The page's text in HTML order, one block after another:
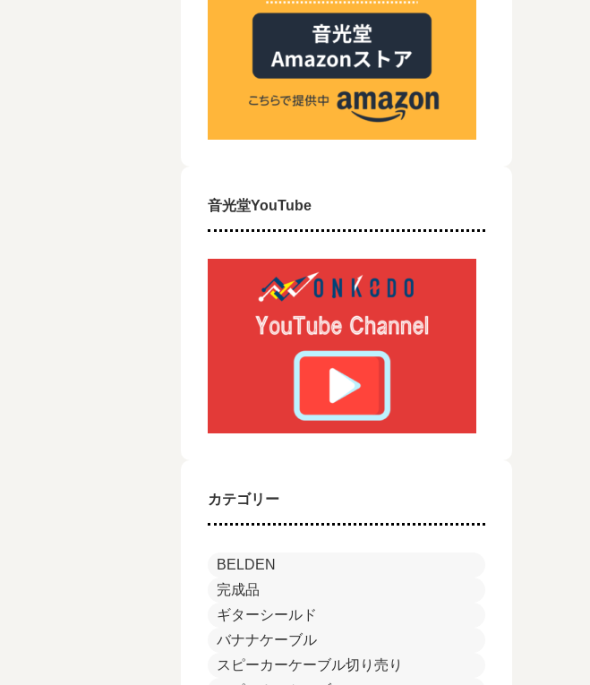
音光堂YouTube
カテゴリー
BELDEN
完成品
ギターシールド
バナナケーブル
スピーカーケーブル切り売り